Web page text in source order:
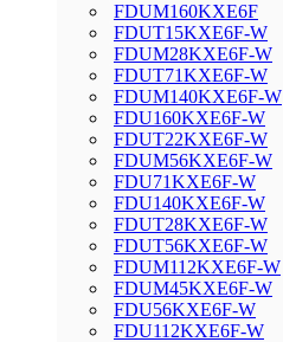
FDUM160KXE6F
FDUT15KXE6F-W
FDUM28KXE6F-W
FDUT71KXE6F-W
FDUM140KXE6F-W
FDU160KXE6F-W
FDUT22KXE6F-W
FDUM56KXE6F-W
FDU71KXE6F-W
FDU140KXE6F-W
FDUT28KXE6F-W
FDUT56KXE6F-W
FDUM112KXE6F-W
FDUM45KXE6F-W
FDU56KXE6F-W
FDU112KXE6F-W